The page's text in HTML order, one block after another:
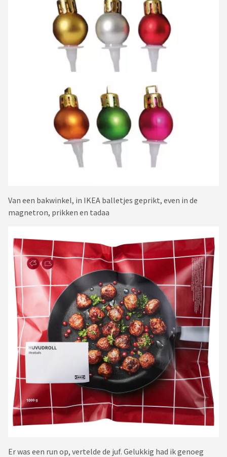
Van een bakwinkel, in IKEA balletjes geprikt, even in de
magnetron, prikken en tadaa
Er was een run op, vertelde de juf. Gelukkig had ik genoeg